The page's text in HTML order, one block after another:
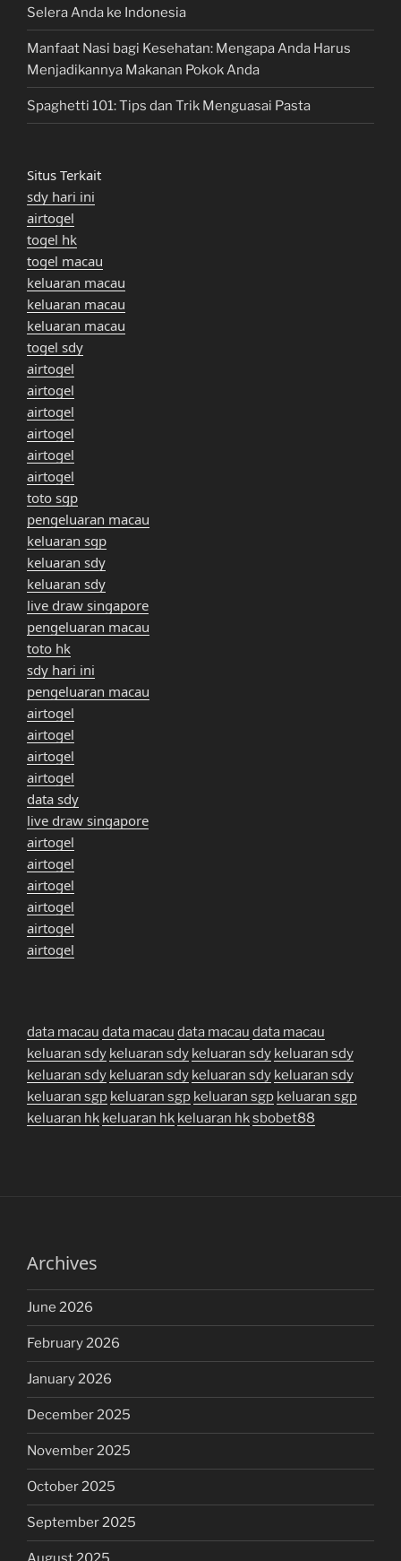
Selera Anda ke Indonesia
Manfaat Nasi bagi Kesehatan: Mengapa Anda Harus
Menjadikannya Makanan Pokok Anda
Spaghetti 101: Tips dan Trik Menguasai Pasta
Situs Terkait
sdy hari ini
airtogel
togel hk
togel macau
keluaran macau
keluaran macau
keluaran macau
togel sdy
airtogel
airtogel
airtogel
airtogel
airtogel
airtogel
toto sgp
pengeluaran macau
keluaran sgp
keluaran sdy
keluaran sdy
live draw singapore
pengeluaran macau
toto hk
sdy hari ini
pengeluaran macau
airtogel
airtogel
airtogel
airtogel
data sdy
live draw singapore
airtogel
airtogel
airtogel
airtogel
airtogel
airtogel
data macau data macau data macau data macau
keluaran sdy keluaran sdy keluaran sdy keluaran sdy
keluaran sdy keluaran sdy keluaran sdy keluaran sdy
keluaran sgp keluaran sgp keluaran sgp keluaran sgp
keluaran hk keluaran hk keluaran hksbobet88
Archives
June 2026
February 2026
January 2026
December 2025
November 2025
October 2025
September 2025